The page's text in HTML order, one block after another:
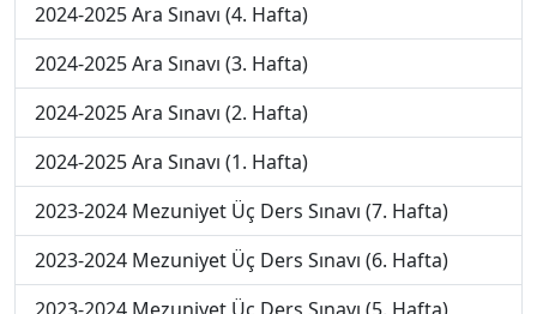
2024-2025 Ara Sınavı (4. Hafta)
2024-2025 Ara Sınavı (3. Hafta)
2024-2025 Ara Sınavı (2. Hafta)
2024-2025 Ara Sınavı (1. Hafta)
2023-2024 Mezuniyet Üç Ders Sınavı (7. Hafta)
2023-2024 Mezuniyet Üç Ders Sınavı (6. Hafta)